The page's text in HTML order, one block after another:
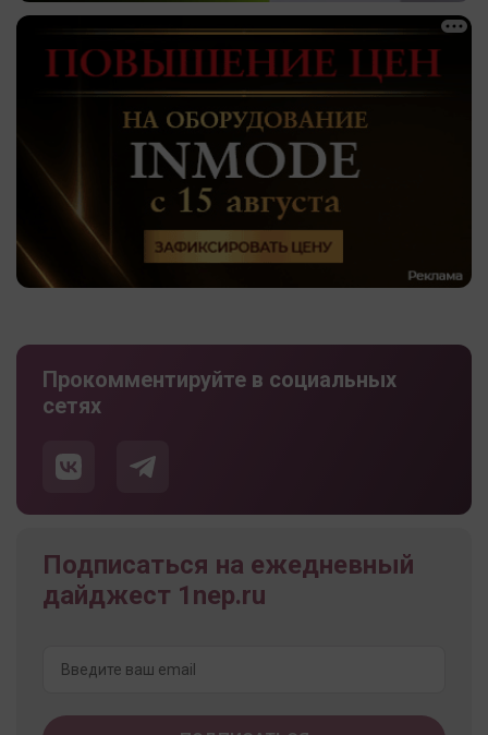
Прокомментируйте в социальных
сетях
Подписаться на ежедневный
дайджест 1nep.ru